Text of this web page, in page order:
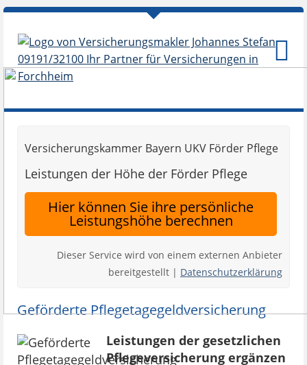
Versicherungskammer Bayern UKV Förder Pflege
Leistungen der Höhe der Förder Pflege
Hier können Sie ihre persönliche
Leistungshöhe berechnen
Dieser Service wird von einem externen Anbieter
bereitgestellt | Datenschutzerklärung
Geförderte Pflegetagegeldversicherung
Leistungen der gesetzlichen
Pflegeversicherung ergänzen